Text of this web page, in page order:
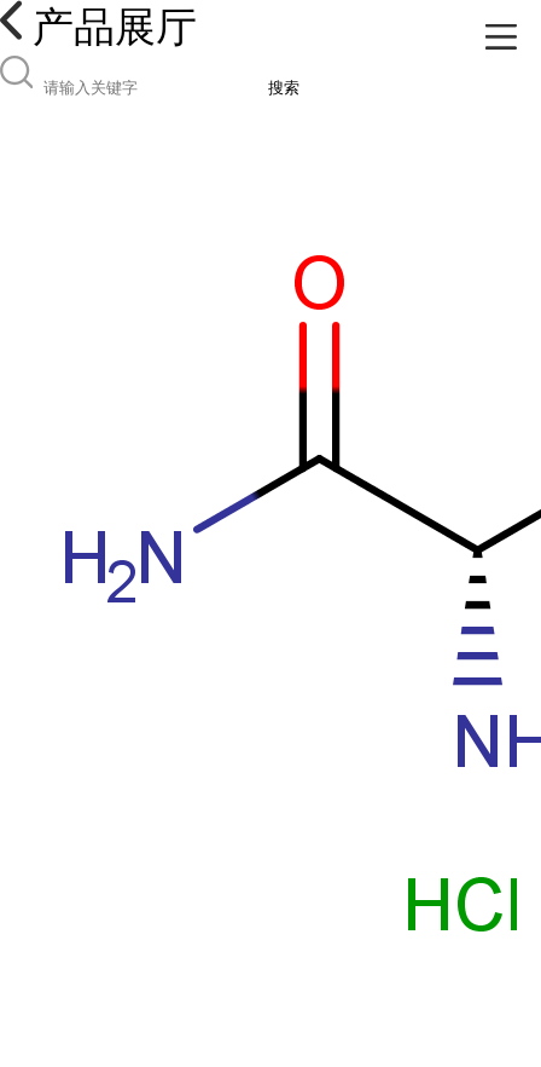
产品展厅
搜索